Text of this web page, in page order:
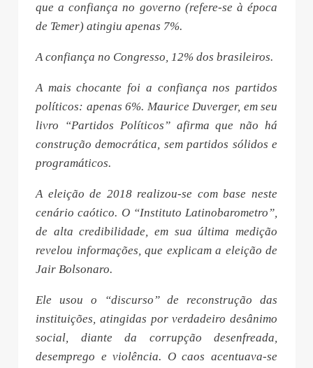
que a confiança no governo (refere-se à época
de Temer) atingiu apenas 7%.
A confiança no Congresso, 12% dos brasileiros.
A mais chocante foi a confiança nos partidos
políticos: apenas 6%. Maurice Duverger, em seu
livro “Partidos Políticos” afirma que não há
construção democrática, sem partidos sólidos e
programáticos.
A eleição de 2018 realizou-se com base neste
cenário caótico. O “Instituto Latinobarometro”,
de alta credibilidade, em sua última medição
revelou informações, que explicam a eleição de
Jair Bolsonaro.
Ele usou o “discurso” de reconstrução das
instituições, atingidas por verdadeiro desânimo
social, diante da corrupção desenfreada,
desemprego e violência. O caos acentuava-se